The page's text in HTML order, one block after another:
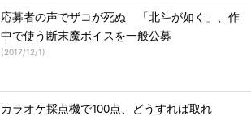
応募者の声でザコが死ぬ 「北斗が如く」、作
中で使う断末魔ボイスを一般公募
(2017/12/1)
カラオケ採点機で100点、どうすれば取れ